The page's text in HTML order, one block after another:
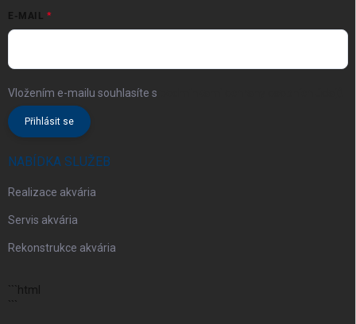
E-MAIL
Vložením e-mailu souhlasíte s
Přihlásit se
NABÍDKA SLUŽEB
Realizace akvária
Servis akvária
Rekonstrukce akvária
```html
```